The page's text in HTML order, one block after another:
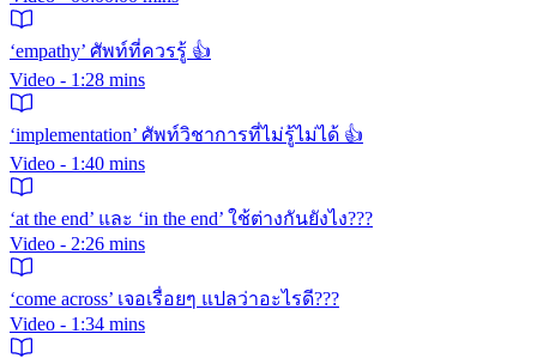
‘empathy’ ศัพท์ที่ควรรู้ 👍
Video - 1:28 mins
‘implementation’ ศัพท์วิชาการที่ไม่รู้ไม่ได้ 👍
Video - 1:40 mins
‘at the end’ และ ‘in the end’ ใช้ต่างกันยังไง???
Video - 2:26 mins
‘come across’ เจอเรื่อยๆ แปลว่าอะไรดี???
Video - 1:34 mins